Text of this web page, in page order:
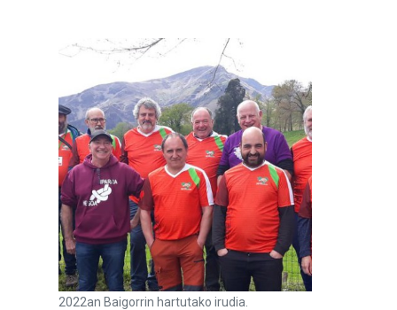
2022an Baigorrin hartutako irudia.